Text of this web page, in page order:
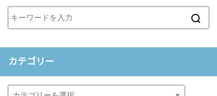
カテゴリー